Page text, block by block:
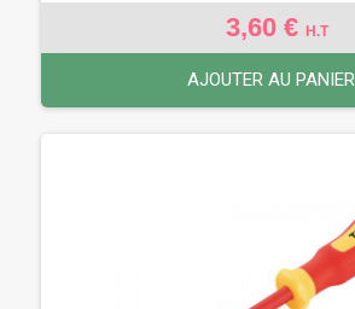
3,60 € H.T
AJOUTER AU PANIER